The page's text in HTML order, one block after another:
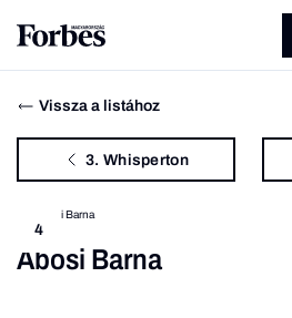
Vissza a listához
3. Whisperton
4
Abosi Barna